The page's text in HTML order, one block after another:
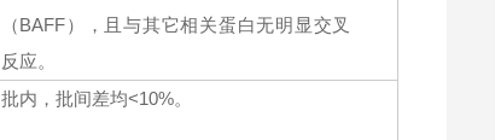
（BAFF），且与其它相关蛋白无明显交叉
反应。
批内，批间差均<10%。